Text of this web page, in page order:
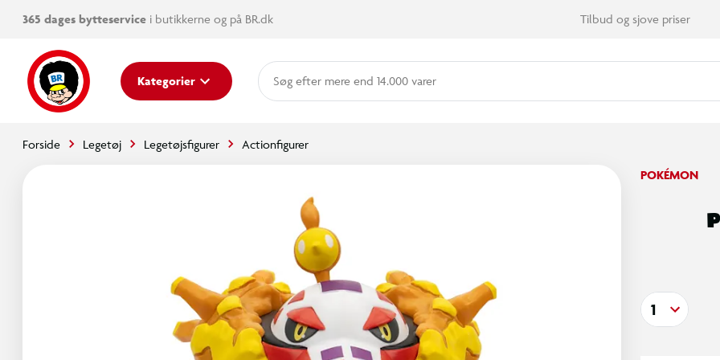
365 dages bytteservice i butikkerne og på BR.dk Tilbud og sjove priser
Kategorier mere end 14.000 varer
Forside Legetøj Legetøjsfigurer Actionfigurer
POKÉMON
1